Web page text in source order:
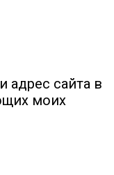
адрес сайта в
моих